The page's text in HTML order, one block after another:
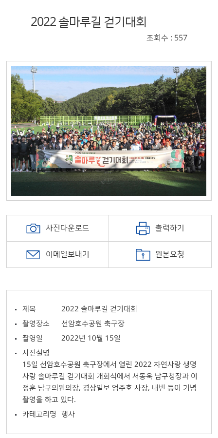
2022 솔마루길 걷기대회
조회수 : 557
사진다운로드 출력하기
이메일보내기 원본요청
제목
2022 솔마루길 걷기대회
촬영장소
선암호수공원 축구장
촬영일
2022년 10월 15일
사진설명
15일 선암호수공원 축구장에서 열린 2022 자연사랑 생명
사랑 솔마루길 걷기대회 개회식에서 서동욱 남구청장과 이
정훈 남구의원의장, 경상일보 엄주호 사장, 내빈 등이 기념
촬영을 하고 있다.
카테고리명
행사